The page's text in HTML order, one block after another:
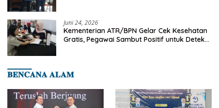
Juni 24, 2026
Kementerian ATR/BPN Gelar Cek Kesehatan
Gratis, Pegawai Sambut Positif untuk Deteksi
𝐁𝐄𝐍𝐂𝐀𝐍𝐀 𝐀𝐋𝐀𝐌